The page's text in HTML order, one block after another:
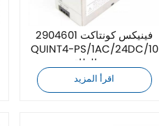
فينيكس كونتاكت 2904601
QUINT4-PS/1AC/24DC/10
مزود الطاقة
اقرأ المزيد